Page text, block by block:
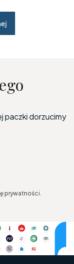
paczki dorzucimy
prywatności.